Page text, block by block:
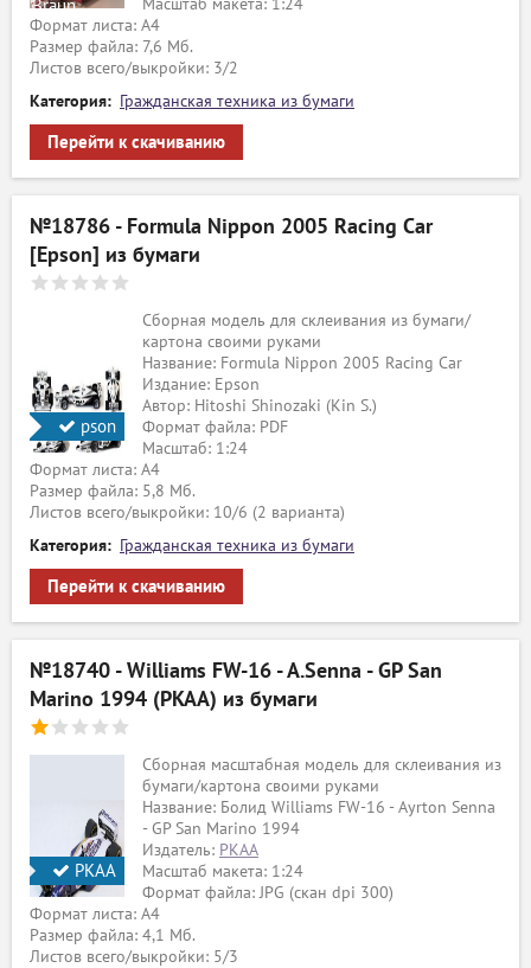
Braun
Масштаб макета: 1:24
Формат листа: А4
Размер файла: 7,6 Мб.
Листов всего/выкройки: 3/2
Категория: Гражданская техника из бумаги
Перейти к скачиванию
№18786 - Formula Nippon 2005 Racing Car
[Epson] из бумаги
pson
Сборная модель для склеивания из бумаги/
картона своими руками
Название: Formula Nippon 2005 Racing Car
Издание: Epson
Автор: Hitoshi Shinozaki (Kin S.)
Формат файла: PDF
Масштаб: 1:24
Формат листа: А4
Размер файла: 5,8 Мб.
Листов всего/выкройки: 10/6 (2 варианта)
Категория: Гражданская техника из бумаги
Перейти к скачиванию
№18740 - Williams FW-16 - A.Senna - GP San
Marino 1994 (PKAA) из бумаги
PKAA
Сборная масштабная модель для склеивания из
бумаги/картона своими руками
Название: Болид Williams FW-16 - Ayrton Senna
- GP San Marino 1994
Издатель: PKAA
Масштаб макета: 1:24
Формат файла: JPG (скан dpi 300)
Формат листа: А4
Размер файла: 4,1 Мб.
Листов всего/выкройки: 5/3